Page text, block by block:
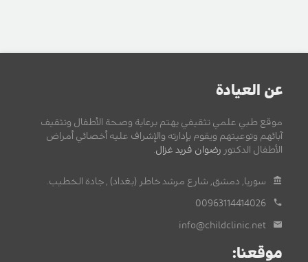
عن العيادة
موقع طبي علمي تثقيفي يهتم برعاية وصحة الأطفال وتثقيف
آبائهم وتوعيتهم ويقوم بإدارته والإشراف عليه أخصائي أمراض
الأطفال الدكتور رضوان فريد غزال.
سوريا, دمشق, شارع مرشد خاطر (بغداد) , جادة الخطيب.
00963114414026
info@childclinic.net
موقعنا: